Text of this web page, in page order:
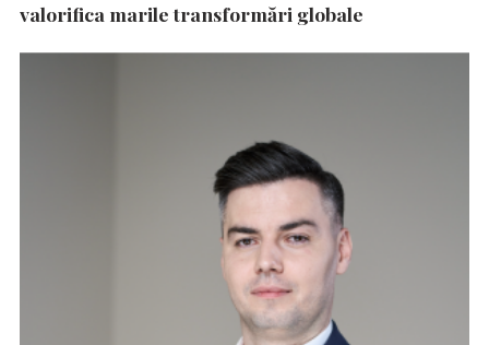
valorifica marile transformări globale